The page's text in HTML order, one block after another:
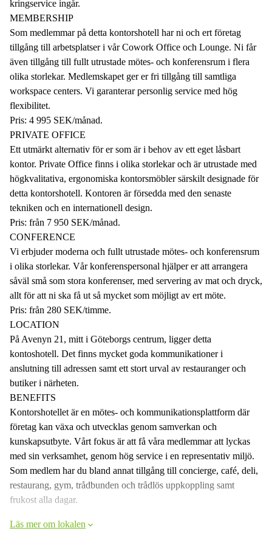
kringservice ingår.
MEMBERSHIP
Som medlemmar på detta kontorshotell har ni och ert företag
tillgång till arbetsplatser i vår Cowork Office och Lounge. Ni får
även tillgång till fullt utrustade mötes- och konferensrum i flera
olika storlekar. Medlemskapet ger er fri tillgång till samtliga
workspace centers. Vi garanterar personlig service med hög
flexibilitet.
Pris: 4 995 SEK/månad.
PRIVATE OFFICE
Ett utmärkt alternativ för er som är i behov av ett eget låsbart
kontor. Private Office finns i olika storlekar och är utrustade med
högkvalitativa, ergonomiska kontorsmöbler särskilt designade för
detta kontorshotell. Kontoren är försedda med den senaste
tekniken och en internationell design.
Pris: från 7 950 SEK/månad.
CONFERENCE
Vi erbjuder moderna och fullt utrustade mötes- och konferensrum
i olika storlekar. Vår konferenspersonal hjälper er att arrangera
såväl små som stora konferenser, med servering av mat och dryck,
allt för att ni ska få ut så mycket som möjligt av ert möte.
Pris: från 280 SEK/timme.
LOCATION
På Avenyn 21, mitt i Göteborgs centrum, ligger detta
kontoshotell. Det finns mycket goda kommunikationer i
anslutning till adressen samt ett stort urval av restauranger och
butiker i närheten.
BENEFITS
Kontorshotellet är en mötes- och kommunikationsplattform där
företag kan växa och utvecklas genom samverkan och
kunskapsutbyte. Vårt fokus är att få våra medlemmar att lyckas
med sin verksamhet, genom hög service i en representativ miljö.
Som medlem har du bland annat tillgång till concierge, café, deli,
restaurang, gym, trådbunden och trådlös uppkoppling samt
frukost alla dagar.
Läs mer om lokalen